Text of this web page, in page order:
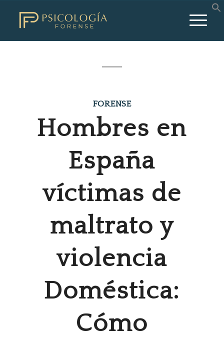
FORENSE
Hombres en
España
víctimas de
maltrato y
violencia
Doméstica:
Cómo